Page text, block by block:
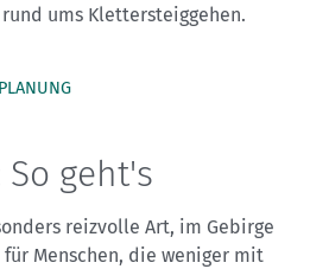
ums Klettersteiggehen.
geht's
reizvolle Art, im Gebirge
für Menschen, die weniger mit